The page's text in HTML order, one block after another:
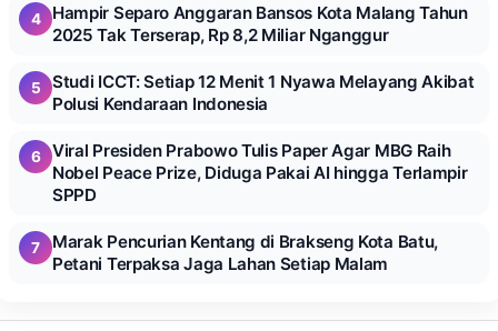
4
Hampir Separo Anggaran Bansos Kota Malang Tahun
2025 Tak Terserap, Rp 8,2 Miliar Nganggur
5
Studi ICCT: Setiap 12 Menit 1 Nyawa Melayang Akibat
Polusi Kendaraan Indonesia
6
Viral Presiden Prabowo Tulis Paper Agar MBG Raih
Nobel Peace Prize, Diduga Pakai AI hingga Terlampir
SPPD
7
Marak Pencurian Kentang di Brakseng Kota Batu,
Petani Terpaksa Jaga Lahan Setiap Malam